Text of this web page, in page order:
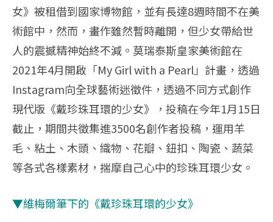
女》被租借到國家博物館，並有長達8週時間不在美
術館中，然而，畫作雖然暫時離開，但少女帶給世
人的震撼精神始終不減。莫瑞泰斯皇家美術館在
2021年4月開啟「My Girl with a Pearl」計畫，透過
Instagram向全球藝術迷徵件，透過不同方式創作
現代版《戴珍珠耳環的少女》，投稿在今年1月15日
截止，期間共徵集進3500名創作者投稿，運用羊
毛、粘土、木頭、織物、花瓣、鈕扣、陶瓷、蔬菜
等各式各樣素材，揣摩自己心中的珍珠耳環少女。
▼維梅爾筆下的《戴珍珠耳環的少女》